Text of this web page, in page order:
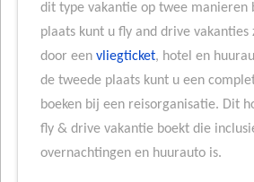
dit type vakantie op twee manieren
plaats kunt u fly and drive vakanties
door een vliegticket, hotel en
de tweede plaats kunt u een
boeken bij een reisorganisatie. Dit
fly & drive vakantie boekt die
overnachtingen en huurauto is.